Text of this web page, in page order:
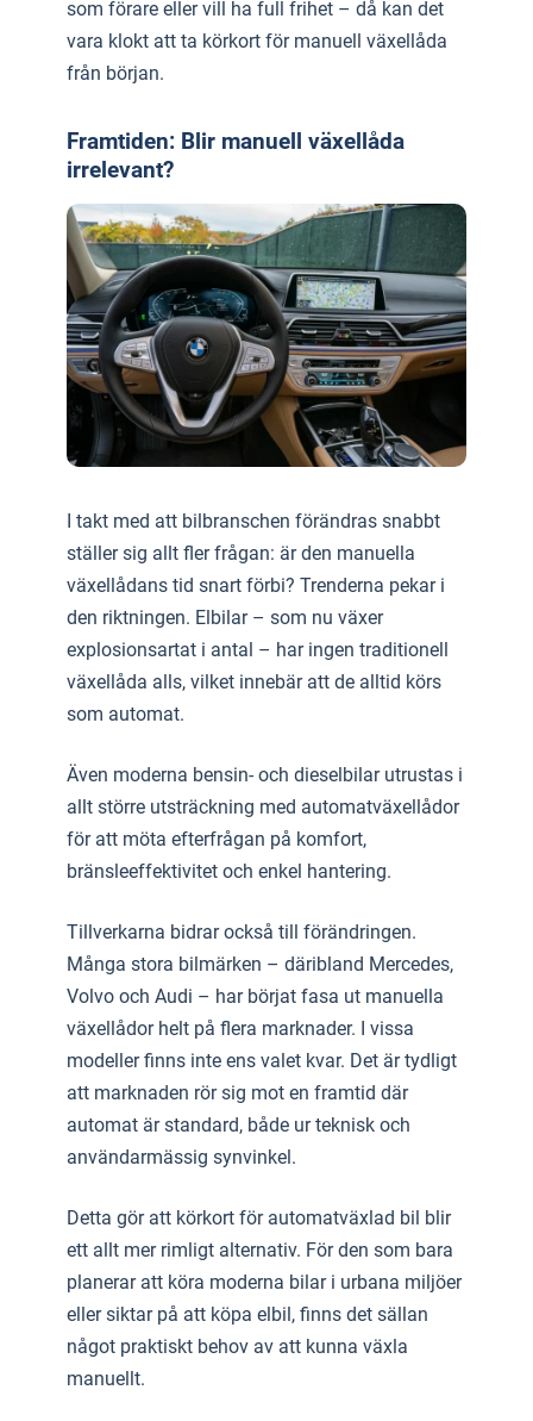
som förare eller vill ha full frihet – då kan det
vara klokt att ta körkort för manuell växellåda
från början.
Framtiden: Blir manuell växellåda
irrelevant?
I takt med att bilbranschen förändras snabbt
ställer sig allt fler frågan: är den manuella
växellådans tid snart förbi? Trenderna pekar i
den riktningen. Elbilar – som nu växer
explosionsartat i antal – har ingen traditionell
växellåda alls, vilket innebär att de alltid körs
som automat.
Även moderna bensin- och dieselbilar utrustas i
allt större utsträckning med automatväxellådor
för att möta efterfrågan på komfort,
bränsleeffektivitet och enkel hantering.
Tillverkarna bidrar också till förändringen.
Många stora bilmärken – däribland Mercedes,
Volvo och Audi – har börjat fasa ut manuella
växellådor helt på flera marknader. I vissa
modeller finns inte ens valet kvar. Det är tydligt
att marknaden rör sig mot en framtid där
automat är standard, både ur teknisk och
användarmässig synvinkel.
Detta gör att körkort för automatväxlad bil blir
ett allt mer rimligt alternativ. För den som bara
planerar att köra moderna bilar i urbana miljöer
eller siktar på att köpa elbil, finns det sällan
något praktiskt behov av att kunna växla
manuellt.